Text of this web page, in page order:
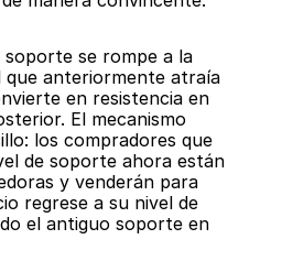
soporte se rompe a la
que anteriormente atraía
en resistencia en
El mecanismo
los compradores que
de soporte ahora están
y venderán para
regrese a su nivel de
el antiguo soporte en